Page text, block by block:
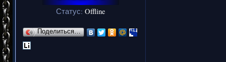
Статус: Offline
Поделиться…